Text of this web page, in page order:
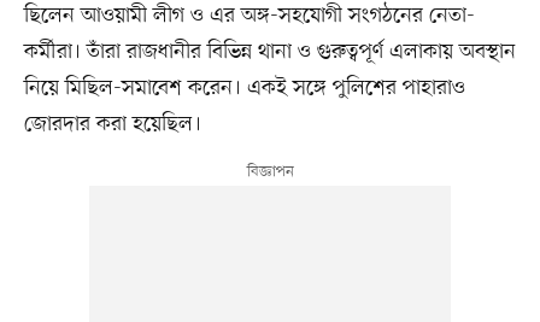
ছিলেন আওয়ামী লীগ ও এর অঙ্গ-সহযোগী সংগঠনের নেতা-
কর্মীরা। তাঁরা রাজধানীর বিভিন্ন থানা ও গুরুত্বপূর্ণ এলাকায় অবস্থান
নিয়ে মিছিল-সমাবেশ করেন। একই সঙ্গে পুলিশের পাহারাও
জোরদার করা হয়েছিল।